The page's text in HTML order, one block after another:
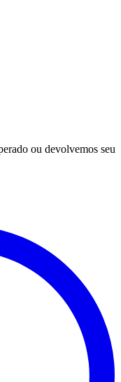
ou devolvemos seu